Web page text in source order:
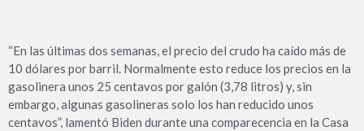
“En las últimas dos semanas, el precio del crudo ha caído más de
10 dólares por barril. Normalmente esto reduce los precios en la
gasolinera unos 25 centavos por galón (3,78 litros) y, sin
embargo, algunas gasolineras solo los han reducido unos
centavos”, lamentó Biden durante una comparecencia en la Casa